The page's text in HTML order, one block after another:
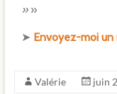
»»
➤ Envoyez-moi un
Valérie juin